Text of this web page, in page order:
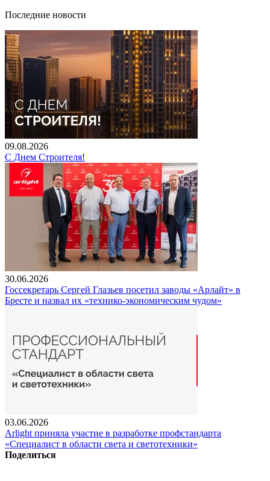
Последние новости
09.08.2026
С Днем Строителя!
30.06.2026
Госсекретарь Сергей Глазьев посетил заводы «Арлайт» в
Бресте и назвал их «технико-экономическим чудом»
03.06.2026
Arlight приняла участие в разработке профстандарта
«Специалист в области света и светотехники»
Поделиться